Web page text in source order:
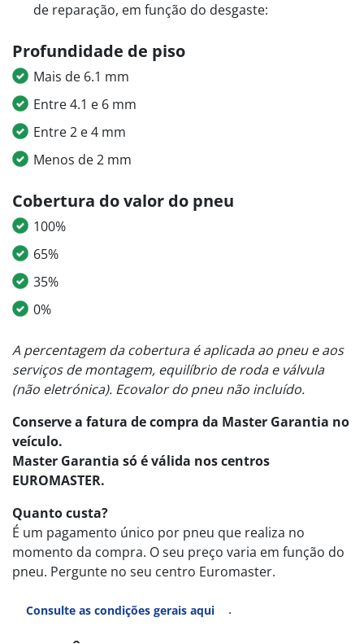
de reparação, em função do desgaste:
Profundidade de piso
Mais de 6.1 mm
Entre 4.1 e 6 mm
Entre 2 e 4 mm
Menos de 2 mm
Cobertura do valor do pneu
100%
65%
35%
0%
A percentagem da cobertura é aplicada ao pneu e aos
serviços de montagem, equilíbrio de roda e válvula
(não eletrónica). Ecovalor do pneu não incluído.
Conserve a fatura de compra da Master Garantia no
veículo.
Master Garantia só é válida nos centros
EUROMASTER.
Quanto custa?
É um pagamento único por pneu que realiza no
momento da compra. O seu preço varia em função do
pneu. Pergunte no seu centro Euromaster.
Consulte as condições gerais aqui .